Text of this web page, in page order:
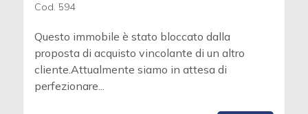
Cod. 594
Questo immobile è stato bloccato dalla
proposta di acquisto vincolante di un altro
cliente.Attualmente siamo in attesa di
perfezionare...